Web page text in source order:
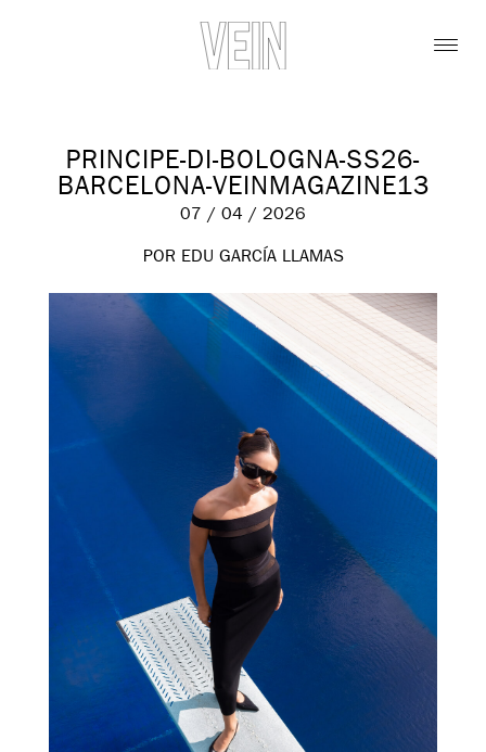
PRINCIPE-DI-BOLOGNA-SS26-
BARCELONA-VEINMAGAZINE13
07 / 04 / 2026
POR EDU GARCÍA LLAMAS